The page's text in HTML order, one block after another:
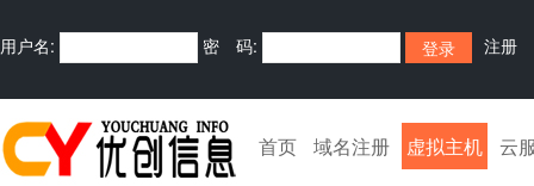
用户名: 密 码: 注册
首页 域名注册 虚拟主机 云